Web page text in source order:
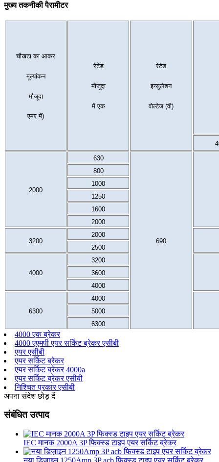
मुख्य तकनीकी पैरामीटर
चौखटा का आकर
मूल्यांकन
मौजूदा
एमए में)
रेटेड
मौजूदा
में एक
रेटेड
इन्सुलेशन
वोल्टेज (वी)
2000
630
690
800
1000
1250
1600
2000
3200
2000
2500
4000
3200
3600
4000
6300
4000
5000
6300
4000 एक ब्रेकर
4000 एएमपी एयर सर्किट ब्रेकर एसीबी
एयर एसीबी
एयर सर्किट ब्रेकर
एयर सर्किट ब्रेकर 4000a
एयर सर्किट ब्रेकर एसीबी
निश्चित प्रकार एसीबी
अपना संदेश छोड़ दें
संबंधित उत्पाद
IEC मानक 2000A 3P फिक्स्ड टाइप एयर सर्किट ब्रेकर
नया डिज़ाइन 1250Amp 3P acb फिक्स्ड टाइप एयर सर्किट ब्रेकर